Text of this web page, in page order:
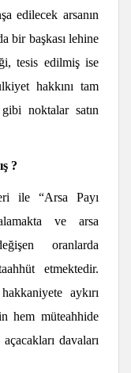
edilecek arsanın
bir başkası lehine
tesis edilmiş ise
hakkını tam
noktalar satın
ş ?
ile “Arsa Payı
ve arsa
oranlarda
etmektedir.
aykırı
hem müteahhide
davaları